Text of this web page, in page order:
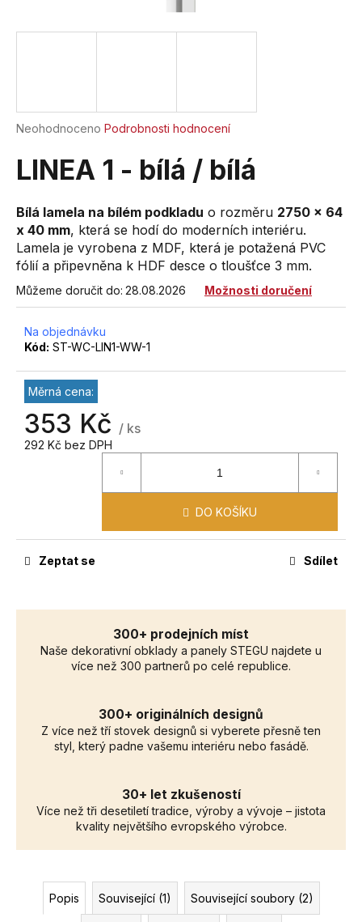
Průměrné
produktu
je
z
5
hvězdiček.
Neohodnoceno Podrobnosti hodnocení
LINEA 1 - bílá / bílá
Bílá lamela na bílém podkladu o rozměru 2750 x 64
x 40 mm, která se hodí do moderních interiéru.
Lamela je vyrobena z MDF, která je potažená PVC
fólií a připevněna k HDF desce o tloušťce 3 mm.
Můžeme doručit do: 28.08.2026 Možnosti doručení
Na objednávku
Kód: ST-WC-LIN1-WW-1
Měrná cena:
353 Kč / ks
292 Kč bez DPH
DO KOŠÍKU
Zeptat se Sdílet
300+ prodejních míst
Naše dekorativní obklady a panely STEGU najdete u
více než 300 partnerů po celé republice.
300+ originálních designů
Z více než tří stovek designů si vyberete přesně ten
styl, který padne vašemu interiéru nebo fasádě.
30+ let zkušeností
Více než tři desetiletí tradice, výroby a vývoje – jistota
kvality největšího evropského výrobce.
Popis Související (1) Související soubory (2)
D
o
p
o
u
č
u
m
e